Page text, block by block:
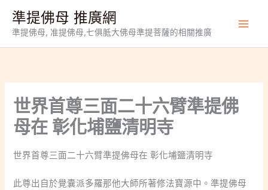
要
準提佛母 推廣網
準提佛母, 准提佛母,七俱胝大佛母準提菩薩的相關推廣
世界首尊三面二十六臂準提佛
母在 彰化埔鹽清明寺
世界首尊三面二十六臂準提佛母在 彰化埔鹽清明寺
此尊出自於覺囊派多羅那他大師所著修法寶源中。準提佛母